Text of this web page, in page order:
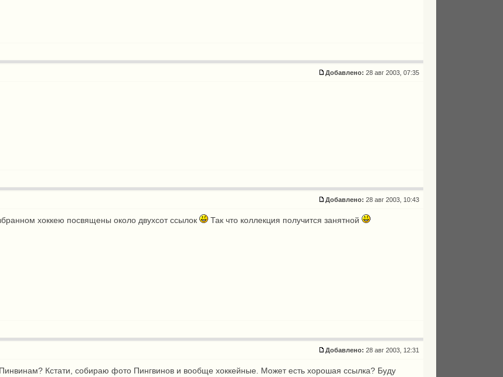
Добавлено: 28 авг 2003, 07:35
Добавлено: 28 авг 2003, 10:43
хоккею посвящены около двухсот ссылок Так что коллекция получится занятной
Добавлено: 28 авг 2003, 12:31
Кстати, собираю фото Пингвинов и вообще хоккейные. Может есть хорошая ссылка? Буду